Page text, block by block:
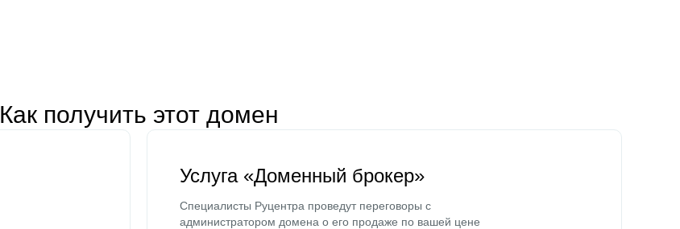
Как получить этот домен
Услуга «Доменный брокер»
Специалисты Руцентра проведут переговоры с
администратором домена о его продаже по вашей цене